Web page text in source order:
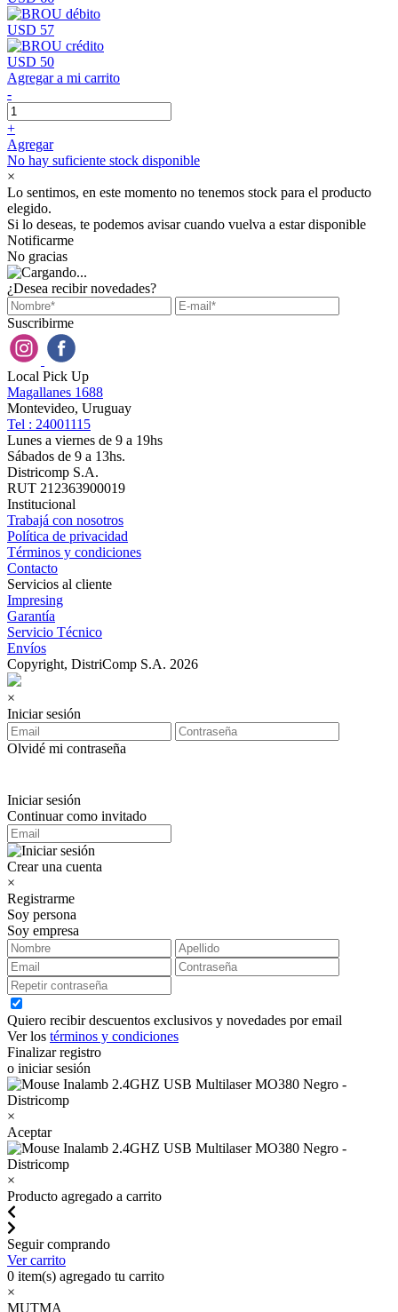
USD 57
USD 50
Agregar a mi carrito
-
+
Agregar
No hay suficiente stock disponible
×
Lo sentimos, en este momento no tenemos stock para el producto
elegido.
Si lo deseas, te podemos avisar cuando vuelva a estar disponible
Notificarme
No gracias
¿Desea recibir novedades?
Suscribirme
Local Pick Up
Magallanes 1688
Montevideo, Uruguay
Tel : 24001115
Lunes a viernes de 9 a 19hs
Sábados de 9 a 13hs.
Districomp S.A.
RUT 212363900019
Institucional
Trabajá con nosotros
Política de privacidad
Términos y condiciones
Contacto
Servicios al cliente
Impresing
Garantía
Servicio Técnico
Envíos
Copyright, DistriComp S.A. 2026
×
Iniciar sesión
Olvidé mi contraseña
Iniciar sesión
Continuar como invitado
Crear una cuenta
×
Registrarme
Soy persona
Soy empresa
Quiero recibir descuentos exclusivos y novedades por email
Ver los términos y condiciones
Finalizar registro
o iniciar sesión
×
Aceptar
×
Producto agregado a carrito
Seguir comprando
Ver carrito
0 item(s) agregado tu carrito
×
MUTMA